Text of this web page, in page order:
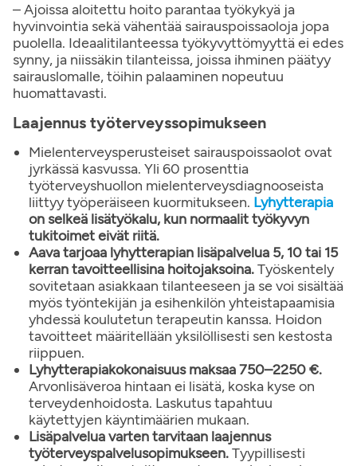
– Ajoissa aloitettu hoito parantaa työkykyä ja
hyvinvointia sekä vähentää sairauspoissaoloja jopa
puolella. Ideaalitilanteessa työkyvyttömyyttä ei edes
synny, ja niissäkin tilanteissa, joissa ihminen päätyy
sairauslomalle, töihin palaaminen nopeutuu
huomattavasti.
Laajennus työterveyssopimukseen
Mielenterveysperusteiset sairauspoissaolot ovat
jyrkässä kasvussa. Yli 60 prosenttia
työterveyshuollon mielenterveysdiagnooseista
liittyy työperäiseen kuormitukseen. Lyhytterapia
on selkeä lisätyökalu, kun normaalit työkyvyn
tukitoimet eivät riitä.
Aava tarjoaa lyhytterapian lisäpalvelua 5, 10 tai 15
kerran tavoitteellisina hoitojaksoina.Työskentely
sovitetaan asiakkaan tilanteeseen ja se voi sisältää
myös työntekijän ja esihenkilön yhteistapaamisia
yhdessä koulutetun terapeutin kanssa. Hoidon
tavoitteet määritellään yksilöllisesti sen kestosta
riippuen.
Lyhytterapiakokonaisuus maksaa 750–2250 €.
Arvonlisäveroa hintaan ei lisätä, koska kyse on
terveydenhoidosta. Laskutus tapahtuu
käytettyjen käyntimäärien mukaan.
Lisäpalvelua varten tarvitaan laajennus
työterveyspalvelusopimukseen.Tyypillisesti